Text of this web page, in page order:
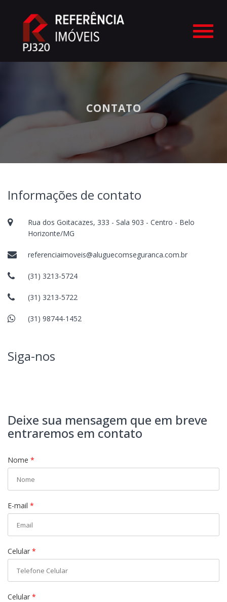
#
CONTATO
Informações de contato
Rua dos Goitacazes, 333 - Sala 903 - Centro - Belo
Horizonte/MG
referenciaimoveis@aluguecomseguranca.com.br
(31) 3213-5724
(31) 3213-5722
(31) 98744-1452
Siga-nos
Deixe sua mensagem que em breve
entraremos em contato
Nome *
E-mail *
Celular *
Celular *